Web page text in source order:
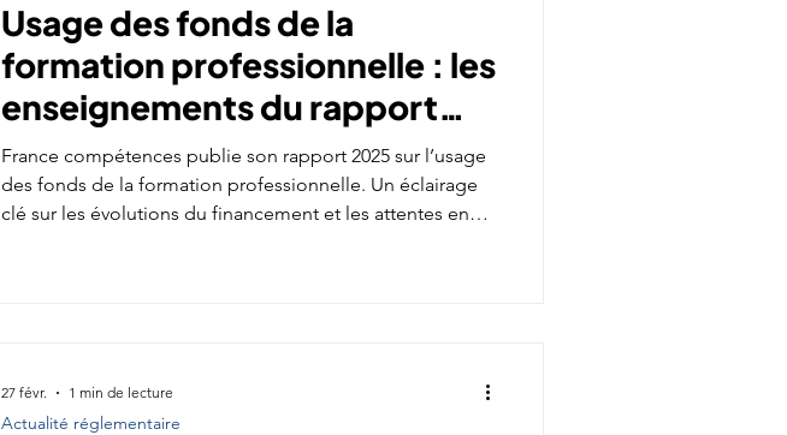
Usage des fonds de la
formation professionnelle : les
enseignements du rapport
France compétences 2025
France compétences publie son rapport 2025 sur l’usage
des fonds de la formation professionnelle. Un éclairage
clé sur les évolutions du financement et les attentes en
Actualité réglementaire
27 févr. 1 min de lecture